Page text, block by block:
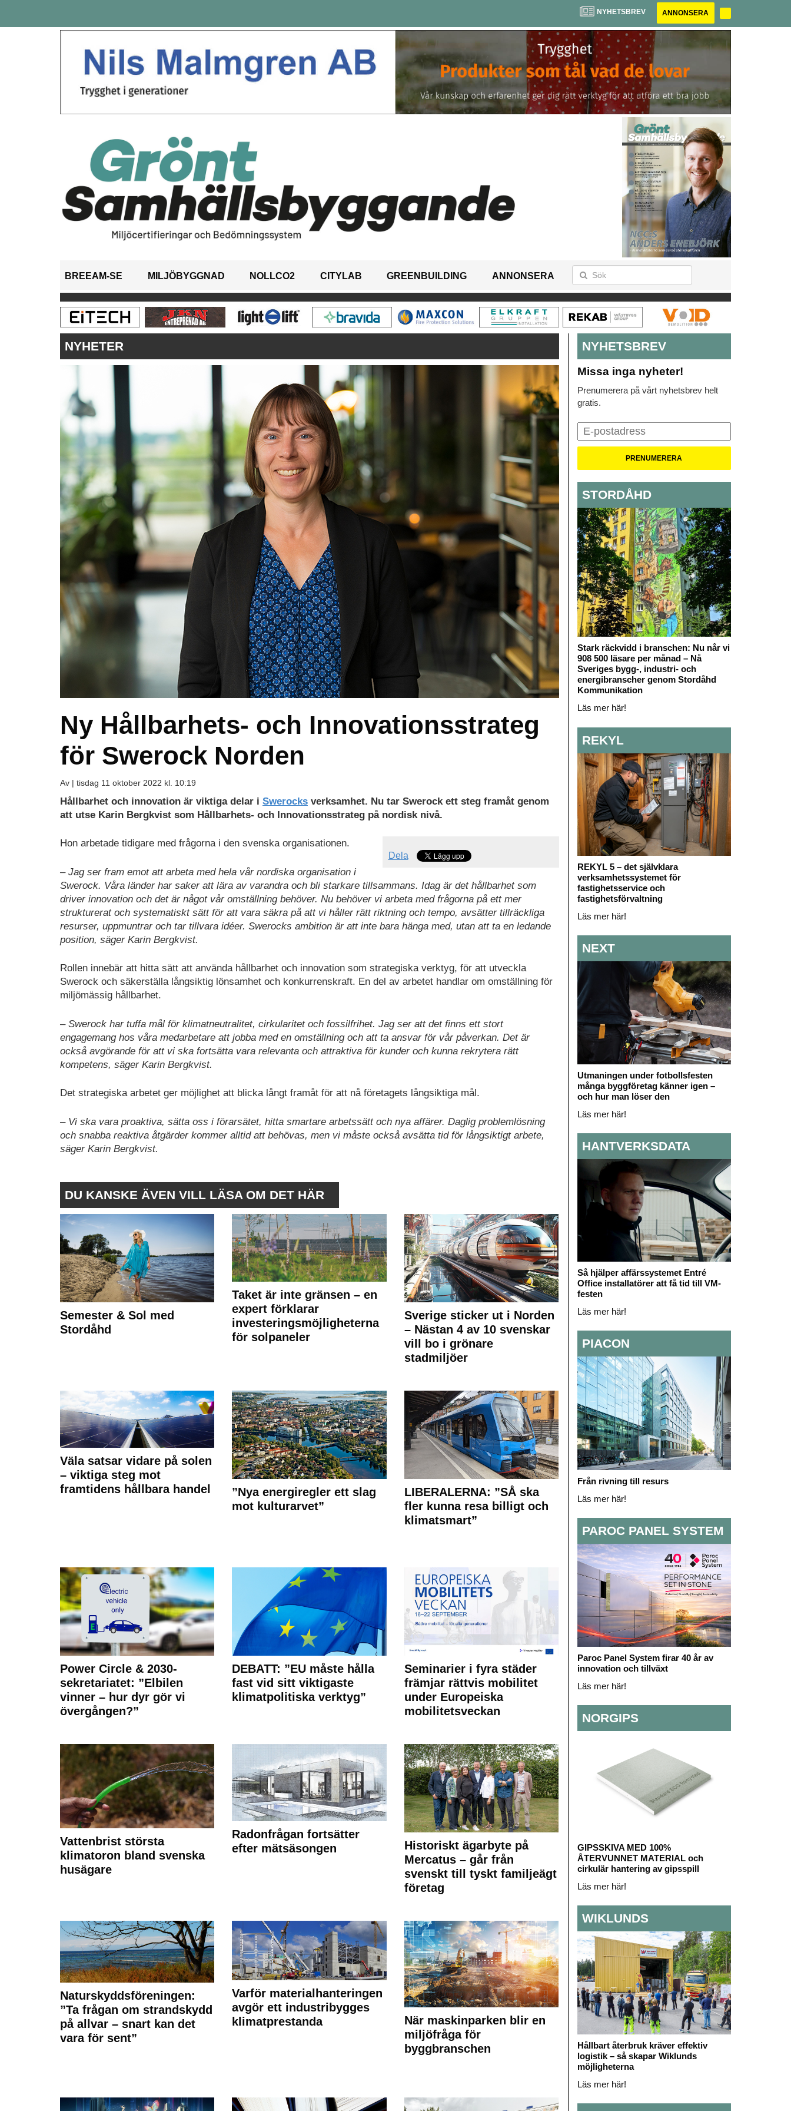
NYHETSBREV ANNONSERA
BREEAM-SE MILJÖBYGGNAD NOLLCO2 CITYLAB GREENBUILDING ANNONSERA
NYHETER
Ny Hållbarhets- och Innovationsstrateg
för Swerock Norden
Av | tisdag 11 oktober 2022 kl. 10:19
Hållbarhet och innovation är viktiga delar i Swerocks verksamhet. Nu tar Swerock ett steg framåt genom
att utse Karin Bergkvist som Hållbarhets- och Innovationsstrateg på nordisk nivå.
Dela
Hon arbetade tidigare med frågorna i den svenska organisationen.
– Jag ser fram emot att arbeta med hela vår nordiska organisation i
Swerock. Våra länder har saker att lära av varandra och bli starkare tillsammans. Idag är det hållbarhet som
driver innovation och det är något vår omställning behöver. Nu behöver vi arbeta med frågorna på ett mer
strukturerat och systematiskt sätt för att vara säkra på att vi håller rätt riktning och tempo, avsätter tillräckliga
resurser, uppmuntrar och tar tillvara idéer. Swerocks ambition är att inte bara hänga med, utan att ta en ledande
position, säger Karin Bergkvist.
Rollen innebär att hitta sätt att använda hållbarhet och innovation som strategiska verktyg, för att utveckla
Swerock och säkerställa långsiktig lönsamhet och konkurrenskraft. En del av arbetet handlar om omställning för
miljömässig hållbarhet.
– Swerock har tuffa mål för klimatneutralitet, cirkularitet och fossilfrihet. Jag ser att det finns ett stort
engagemang hos våra medarbetare att jobba med en omställning och att ta ansvar för vår påverkan. Det är
också avgörande för att vi ska fortsätta vara relevanta och attraktiva för kunder och kunna rekrytera rätt
kompetens, säger Karin Bergkvist.
Det strategiska arbetet ger möjlighet att blicka långt framåt för att nå företagets långsiktiga mål.
– Vi ska vara proaktiva, sätta oss i förarsätet, hitta smartare arbetssätt och nya affärer. Daglig problemlösning
och snabba reaktiva åtgärder kommer alltid att behövas, men vi måste också avsätta tid för långsiktigt arbete,
säger Karin Bergkvist.
DU KANSKE ÄVEN VILL LÄSA OM DET HÄR
Semester & Sol med
Stordåhd
Taket är inte gränsen – en
expert förklarar
investeringsmöjligheterna
för solpaneler
Sverige sticker ut i Norden
– Nästan 4 av 10 svenskar
vill bo i grönare
stadmiljöer
Väla satsar vidare på solen
– viktiga steg mot
framtidens hållbara handel
”Nya energiregler ett slag
mot kulturarvet”
LIBERALERNA: ”SÅ ska
fler kunna resa billigt och
klimatsmart”
Power Circle & 2030-
sekretariatet: ”Elbilen
vinner – hur dyr gör vi
övergången?”
DEBATT: ”EU måste hålla
fast vid sitt viktigaste
klimatpolitiska verktyg”
Seminarier i fyra städer
främjar rättvis mobilitet
under Europeiska
mobilitetsveckan
Vattenbrist största
klimatoron bland svenska
husägare
Radonfrågan fortsätter
efter mätsäsongen
Historiskt ägarbyte på
Mercatus – går från
svenskt till tyskt familjeägt
företag
Naturskyddsföreningen:
”Ta frågan om strandskydd
på allvar – snart kan det
vara för sent”
Varför materialhanteringen
avgör ett industribygges
klimatprestanda
När maskinparken blir en
miljöfråga för
byggbranschen
NYHETSBREV
Missa inga nyheter!
Prenumerera på vårt nyhetsbrev helt
gratis.
STORDÅHD
Stark räckvidd i branschen: Nu når vi
908 500 läsare per månad – Nå
Sveriges bygg-, industri- och
energibranscher genom Stordåhd
Kommunikation
Läs mer här!
REKYL
REKYL 5 – det självklara
verksamhetssystemet för
fastighetsservice och
fastighetsförvaltning
Läs mer här!
NEXT
Utmaningen under fotbollsfesten
många byggföretag känner igen –
och hur man löser den
Läs mer här!
HANTVERKSDATA
Så hjälper affärssystemet Entré
Office installatörer att få tid till VM-
festen
Läs mer här!
PIACON
Från rivning till resurs
Läs mer här!
PAROC PANEL SYSTEM
Paroc Panel System firar 40 år av
innovation och tillväxt
Läs mer här!
NORGIPS
GIPSSKIVA MED 100%
ÅTERVUNNET MATERIAL och
cirkulär hantering av gipsspill
Läs mer här!
WIKLUNDS
Hållbart återbruk kräver effektiv
logistik – så skapar Wiklunds
möjligheterna
Läs mer här!